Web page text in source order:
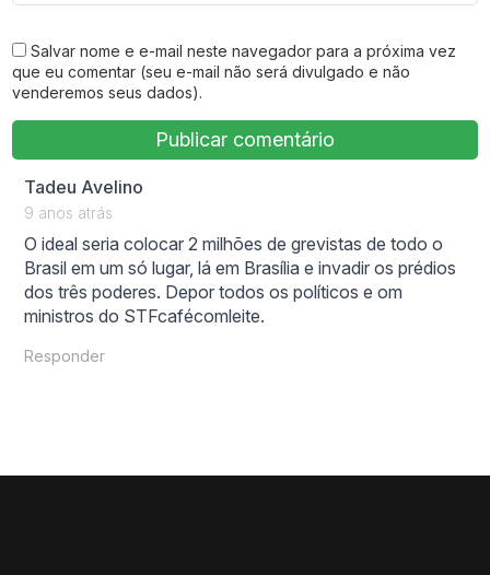
Salvar nome e e-mail neste navegador para a próxima vez
que eu comentar (seu e-mail não será divulgado e não
venderemos seus dados).
Tadeu Avelino
9 anos atrás
O ideal seria colocar 2 milhões de grevistas de todo o
Brasil em um só lugar, lá em Brasília e invadir os prédios
dos três poderes. Depor todos os políticos e om
ministros do STFcafécomleite.
Responder